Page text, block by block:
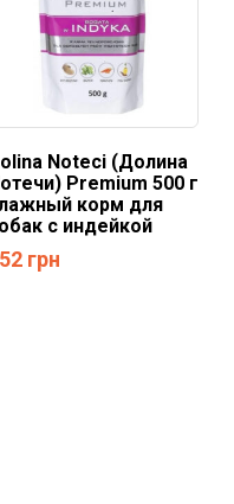
Noteci (Долина
Premium 500 г
корм для
с индейкой
грн